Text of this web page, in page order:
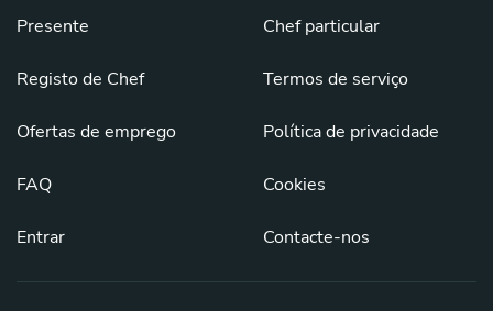
Presente
Registo de Chef
Ofertas de emprego
FAQ
Entrar
Chef particular
Termos de serviço
Política de privacidade
Cookies
Contacte-nos